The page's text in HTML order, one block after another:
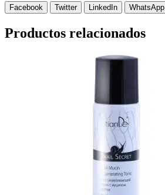
Facebook Twitter LinkedIn WhatsApp
Productos relacionados